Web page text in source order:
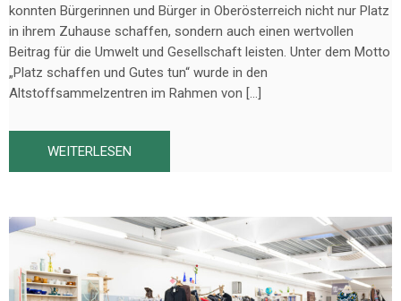
konnten Bürgerinnen und Bürger in Oberösterreich nicht nur Platz
in ihrem Zuhause schaffen, sondern auch einen wertvollen
Beitrag für die Umwelt und Gesellschaft leisten. Unter dem Motto
„Platz schaffen und Gutes tun“ wurde in den
Altstoffsammelzentren im Rahmen von […]
WEITERLESEN